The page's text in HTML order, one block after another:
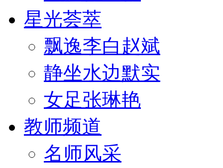
星光荟萃
飘逸李白赵斌
静坐水边默实
女足张琳艳
教师频道
名师风采